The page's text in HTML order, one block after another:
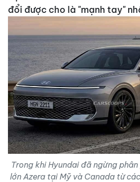
đổi được cho là "mạnh tay"
Trong khi Hyundai đã ngừng
lớn Azera tại Mỹ và Canada từ